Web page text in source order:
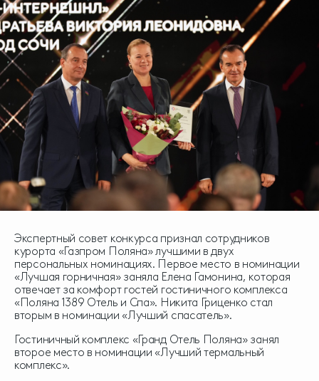
Экспертный совет конкурса признал сотрудников
курорта «Газпром Поляна» лучшими в двух
персональных номинациях. Первое место в номинации
«Лучшая горничная» заняла Елена Гамонина, которая
отвечает за комфорт гостей гостиничного комплекса
«Поляна 1389 Отель и Спа». Никита Гриценко стал
вторым в номинации «Лучший спасатель».
Гостиничный комплекс «Гранд Отель Поляна» занял
второе место в номинации «Лучший термальный
комплекс».